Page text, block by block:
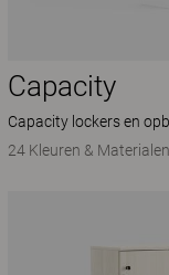
Capacity
Capacity lockers en
24 Kleuren & Materialen